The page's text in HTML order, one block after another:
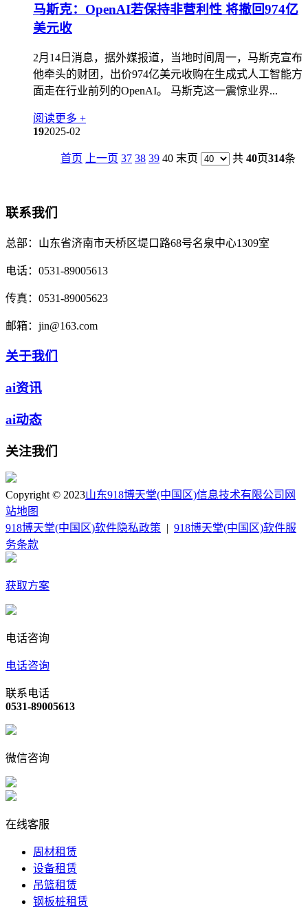
马斯克：OpenAI若保持非营利性 将撤回974亿
美元收
2月14日消息，据外媒报道，当地时间周一，马斯克宣布
他牵头的财团，出价974亿美元收购在生成式人工智能方
面走在行业前列的OpenAI。 马斯克这一震惊业界...
阅读更多 +
192025-02
首页 上一页 37 38 39 40 末页 共 40页314条
联系我们
总部： 山东省济南市天桥区堤口路68号名泉中心1309室
电话： 0531-89005613
传真： 0531-89005623
邮箱： jin@163.com
关于我们
ai资讯
ai动态
关注我们
Copyright © 2023山东918博天堂(中国区)信息技术有限公司 网
站地图
918博天堂(中国区)软件隐私政策 | 918博天堂(中国区)软件服
务条款
获取方案
电话咨询
电话咨询
联系电话
0531-89005613
微信咨询
在线客服
周材租赁
设备租赁
吊篮租赁
钢板桩租赁